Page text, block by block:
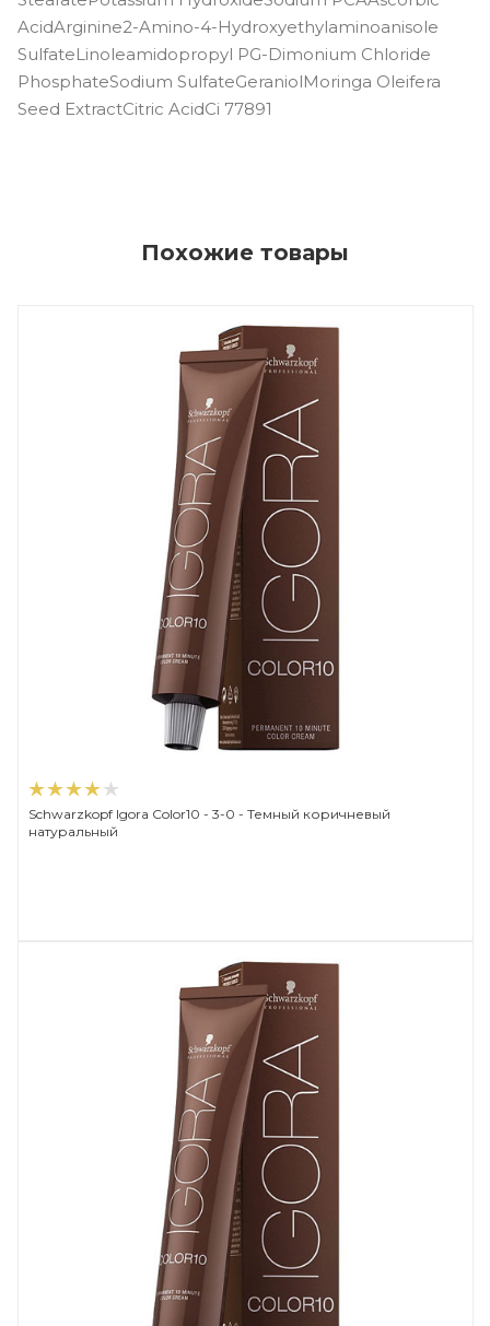
AcidArginine2-Amino-4-Hydroxyethylaminoanisole
SulfateLinoleamidopropyl PG-Dimonium Chloride
PhosphateSodium SulfateGeraniolMoringa Oleifera
Seed ExtractCitric AcidCi 77891
Похожие товары
Schwarzkopf Igora Color10 - 3-0 - Темный коричневый
натуральный